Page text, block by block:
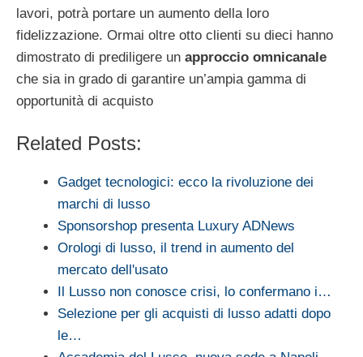
lavori, potrà portare un aumento della loro
fidelizzazione. Ormai oltre otto clienti su dieci hanno
dimostrato di prediligere un approccio omnicanale
che sia in grado di garantire un’ampia gamma di
opportunità di acquisto
Related Posts:
Gadget tecnologici: ecco la rivoluzione dei
marchi di lusso
Sponsorshop presenta Luxury ADNews
Orologi di lusso, il trend in aumento del
mercato dell'usato
Il Lusso non conosce crisi, lo confermano i…
Selezione per gli acquisti di lusso adatti dopo
le…